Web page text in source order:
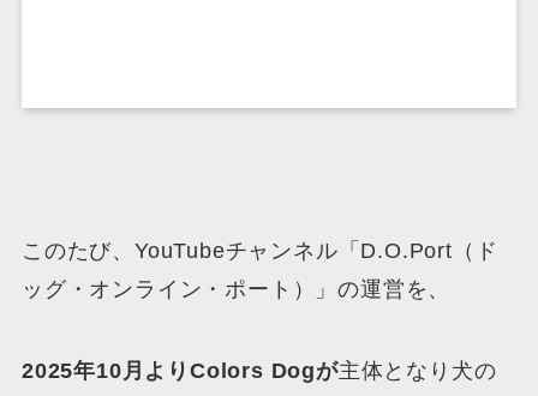
このたび、YouTubeチャンネル「D.O.Port（ド
ッグ・オンライン・ポート）」の運営を、
2025年10月よりColors Dogが主体となり犬の